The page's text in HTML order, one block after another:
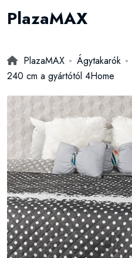
PlazaMAX
PlazaMAX Ágytakarók
240 cm a gyártótól 4Home